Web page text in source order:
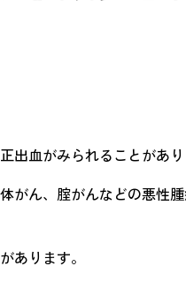
血がみられることがあり
ん、腟がんなどの悪性腫
あります。